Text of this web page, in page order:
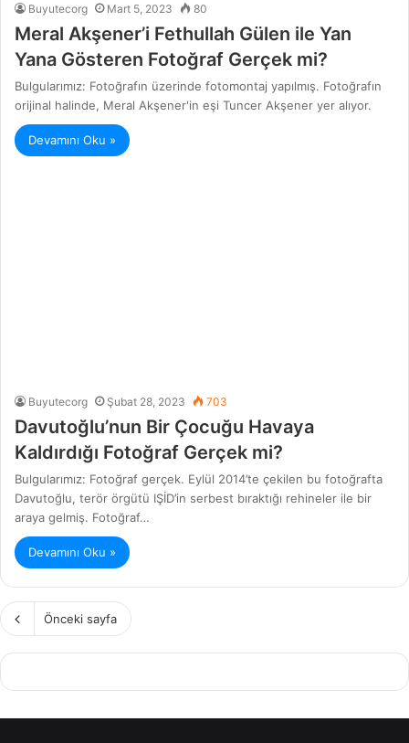
Buyutecorg Mart 5, 2023 80
Meral Akşener’i Fethullah Gülen ile Yan
Yana Gösteren Fotoğraf Gerçek mi?
Bulgularımız: Fotoğrafın üzerinde fotomontaj yapılmış. Fotoğrafın
orijinal halinde, Meral Akşener'in eşi Tuncer Akşener yer alıyor.
Devamını Oku »
Buyutecorg Şubat 28, 2023 703
Davutoğlu’nun Bir Çocuğu Havaya
Kaldırdığı Fotoğraf Gerçek mi?
Bulgularımız: Fotoğraf gerçek. Eylül 2014’te çekilen bu fotoğrafta
Davutoğlu, terör örgütü IŞİD’in serbest bıraktığı rehineler ile bir
araya gelmiş. Fotoğraf…
Devamını Oku »
Önceki sayfa